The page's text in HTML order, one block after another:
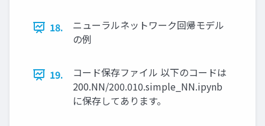
18.
ニューラルネットワーク回帰モデル
の例
19.
コード保存ファイル 以下のコードは
200.NN/200.010.simple_NN.ipynb
に保存してあります。